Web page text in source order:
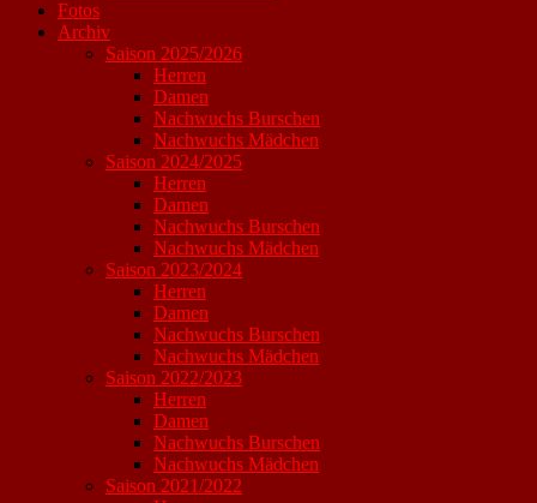
Fotos
Archiv
Saison 2025/2026
Herren
Damen
Nachwuchs Burschen
Nachwuchs Mädchen
Saison 2024/2025
Herren
Damen
Nachwuchs Burschen
Nachwuchs Mädchen
Saison 2023/2024
Herren
Damen
Nachwuchs Burschen
Nachwuchs Mädchen
Saison 2022/2023
Herren
Damen
Nachwuchs Burschen
Nachwuchs Mädchen
Saison 2021/2022